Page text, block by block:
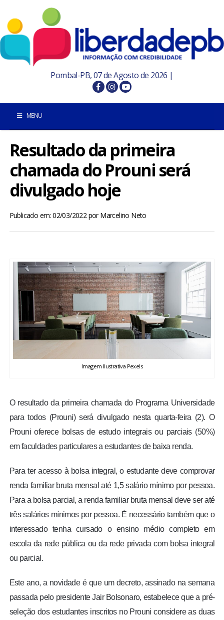
Pombal-PB, 07 de Agosto de 2026 |
MENU
POMBAL E REGIÃO
BRASIL
ESPORTES
ENTRETENIMENTO
ENQUETE
FOTOS
COLUNISTAS
Resultado da primeira
chamada do Prouni será
divulgado hoje
Publicado em: 02/03/2022porMarcelino Neto
Imagem Ilustrativa Pexels
O resultado da primeira chamada do Programa Universidade
para todos (Prouni) será divulgado nesta quarta-feira (2). O
Prouni oferece bolsas de estudo integrais ou parciais (50%)
em faculdades particulares a estudantes de baixa renda.
Para ter acesso à bolsa integral, o estudante deve comprovar
renda familiar bruta mensal até 1,5 salário mínimo por pessoa.
Para a bolsa parcial, a renda familiar bruta mensal deve ser até
três salários mínimos por pessoa. É necessário também que o
interessado tenha cursado o ensino médio completo em
escola da rede pública ou da rede privada com bolsa integral
ou parcial.
Este ano, a novidade é que um decreto, assinado na semana
passada pelo presidente Jair Bolsonaro, estabelece que a pré-
seleção dos estudantes inscritos no Prouni considere as duas